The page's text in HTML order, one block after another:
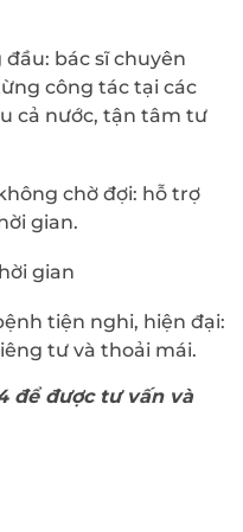
bác sĩ chuyên
công tác tại các
cả nước, tận tâm tư
chờ đợi: hỗ trợ
gian.
gian
tiện nghi, hiện đại:
tư và thoải mái.
để được tư vấn và